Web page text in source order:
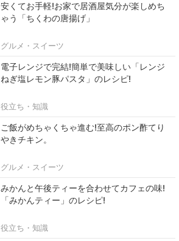
安くてお手軽!お家で居酒屋気分が楽しめち
ゃう「ちくわの唐揚げ」
グルメ・スイーツ
電子レンジで完結!簡単で美味しい「レンジ
ねぎ塩レモン豚パスタ」のレシピ!
役立ち・知識
ご飯がめちゃくちゃ進む!至高のポン酢てり
やきチキン。
グルメ・スイーツ
みかんと午後ティーを合わせてカフェの味!
「みかんティー」のレシピ!
役立ち・知識